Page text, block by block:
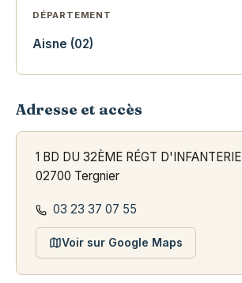
DÉPARTEMENT
Aisne (02)
Adresse et accès
1 BD DU 32ÈME RÉGT D'INFANTERIE
02700 Tergnier
03 23 37 07 55
Voir sur Google Maps